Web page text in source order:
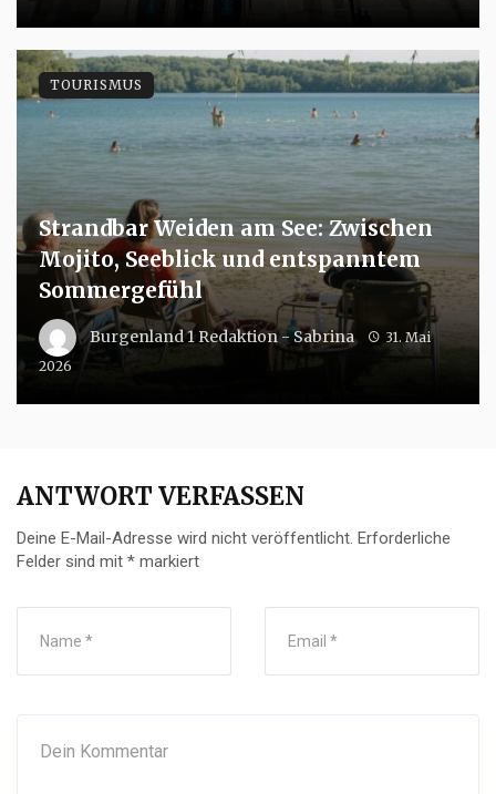
Strandbar Weiden am See: Zwischen
Mojito, Seeblick und entspanntem
Sommergefühl
Burgenland 1 Redaktion - Sabrina
31. Mai
2026
TOURISMUS
ANTWORT VERFASSEN
Deine E-Mail-Adresse wird nicht veröffentlicht. Erforderliche
Felder sind mit * markiert